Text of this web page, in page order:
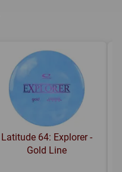
Latitude 64: Explorer -
Gold Line